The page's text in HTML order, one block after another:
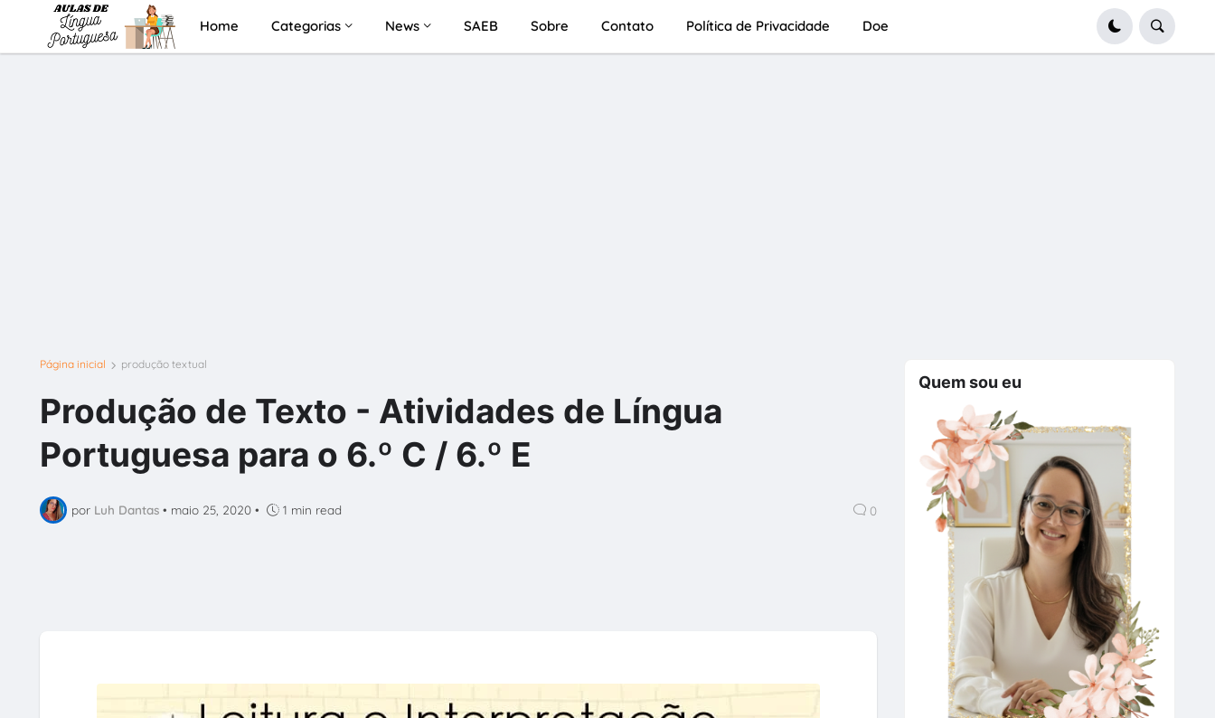
Home Categorias News SAEB Sobre Contato Política de Privacidade Doe
Página inicial produção textual
Produção de Texto - Atividades de Língua
Portuguesa para o 6.º C / 6.º E
por Luh Dantas • maio 25, 2020 • 1 min read 0
Quem sou eu